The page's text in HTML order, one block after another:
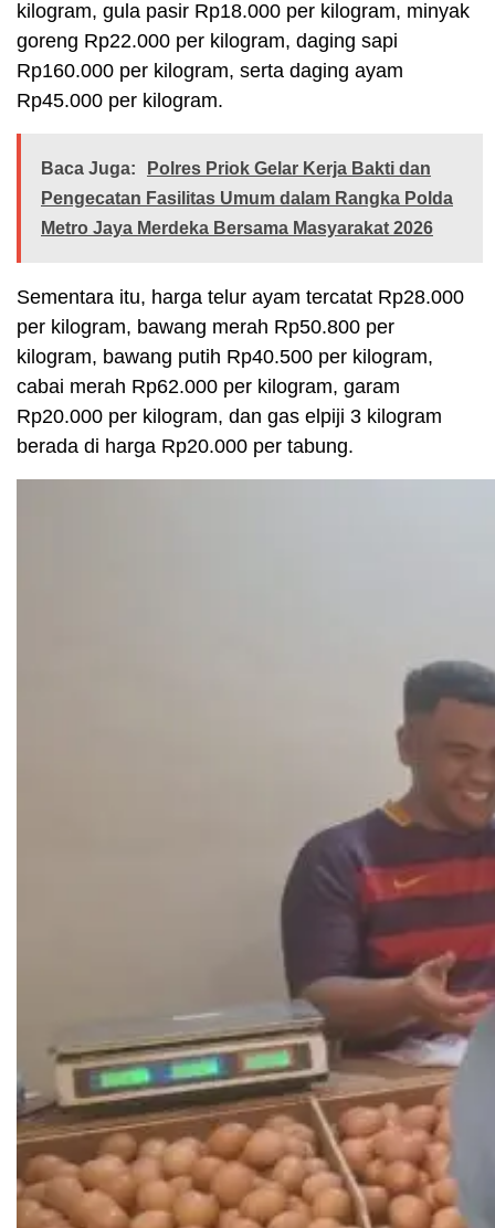
kilogram, gula pasir Rp18.000 per kilogram, minyak
goreng Rp22.000 per kilogram, daging sapi
Rp160.000 per kilogram, serta daging ayam
Rp45.000 per kilogram.
Baca Juga:
Polres Priok Gelar Kerja Bakti dan
Pengecatan Fasilitas Umum dalam Rangka Polda
Metro Jaya Merdeka Bersama Masyarakat 2026
Sementara itu, harga telur ayam tercatat Rp28.000
per kilogram, bawang merah Rp50.800 per
kilogram, bawang putih Rp40.500 per kilogram,
cabai merah Rp62.000 per kilogram, garam
Rp20.000 per kilogram, dan gas elpiji 3 kilogram
berada di harga Rp20.000 per tabung.